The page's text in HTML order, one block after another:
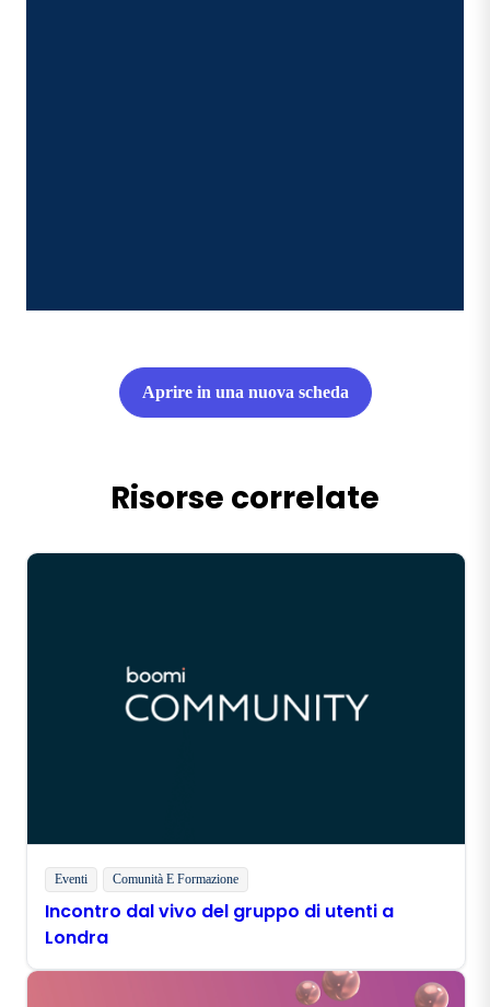
Aprire in una nuova scheda
Risorse correlate
Eventi Comunità E Formazione
Incontro dal vivo del gruppo di utenti a
Londra